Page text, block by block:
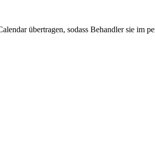
übertragen, sodass Behandler sie im